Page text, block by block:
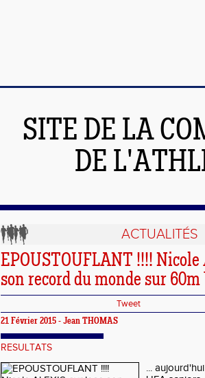
SITE DE LA
DE
ACTUALITÉS
EPOUSTOUFLANT !!!! Nicole
son record du monde sur
Tweet
21 Février 2015 - Jean THOMAS
RESULTATS
...